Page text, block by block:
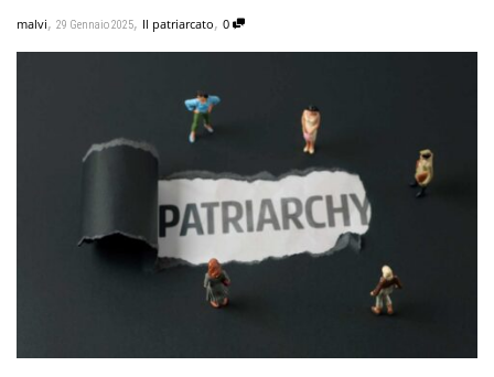
malvi, 29 Gennaio 2025, Il patriarcato, 0